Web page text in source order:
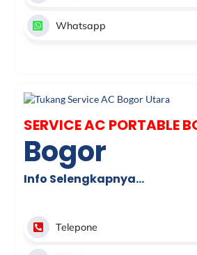
Whatsapp
SERVICE AC PORTABLE
Bogor
Info Selengkapnya…
Telepone